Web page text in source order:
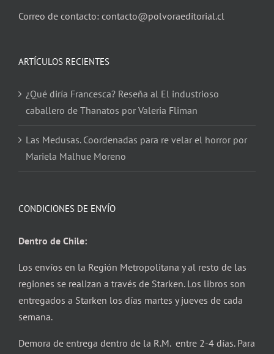
Correo de contacto: contacto@polvoraeditorial.cl
ARTÍCULOS RECIENTES
¿Qué diría Francesca? Reseña al El industrioso
caballero de Thanatos por Valeria Fliman
Las Medusas. Coordenadas para re velar el horror por
Mariela Malhue Moreno
CONDICIONES DE ENVÍO
Dentro de Chile:
Los envíos en la Región Metropolitana y al resto de las
regiones se realizan a través de Starken. Los libros son
entregados a Starken los días martes y jueves de cada
semana.
Demora de entrega dentro de la R.M. entre 2-4 días. Para